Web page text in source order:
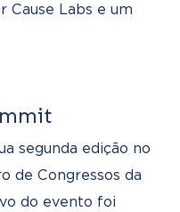
Cause Labs e um
segunda edição no
de Congressos da
do evento foi